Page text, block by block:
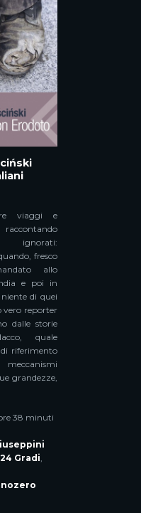
viaggi e
ignorati:
fresco
allo
e poi in
di quei
vero reporter
dalle storie
quale
riferimento
grandezze,
38 minuti
24 Gradi,